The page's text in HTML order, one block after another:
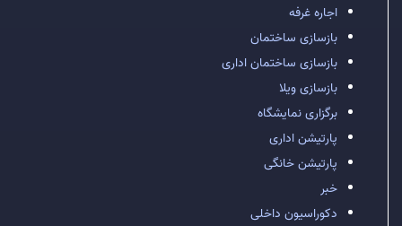
اجاره غرفه
بازسازی ساختمان
بازسازی ساختمان اداری
بازسازی ویلا
برگزاری نمایشگاه
پارتیشن اداری
پارتیشن خانگی
خبر
دکوراسیون داخلی